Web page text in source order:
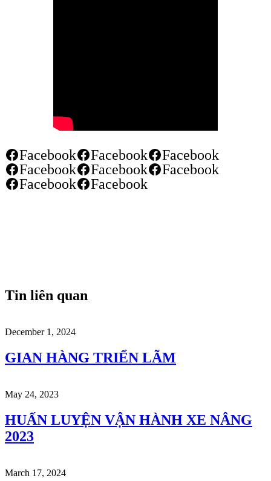
Facebook Facebook
Facebook
Facebook
Facebook
Facebook
Facebook
Facebook
Tin liên quan
December 1, 2024
GIAN HÀNG TRIỂN LÃM
May 24, 2023
HUẤN LUYỆN VẬN HÀNH XE NÂNG
2023
March 17, 2024